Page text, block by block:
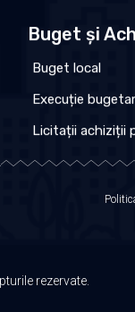
Buget și
Buget local
Execuție
Licitații achiziții
rezervate.